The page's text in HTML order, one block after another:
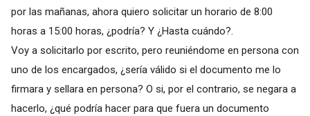
por las mañanas, ahora quiero solicitar un horario de 8:00
horas a 15:00 horas, ¿podría? Y ¿Hasta cuándo?.
Voy a solicitarlo por escrito, pero reuniéndome en persona con
uno de los encargados, ¿sería válido si el documento me lo
firmara y sellara en persona? O si, por el contrario, se negara a
hacerlo, ¿qué podría hacer para que fuera un documento